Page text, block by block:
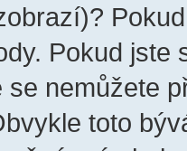
Pokud jste
se nemůžete
toto